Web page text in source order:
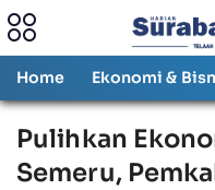
Home Ekonomi &
Pulihkan
Semeru,